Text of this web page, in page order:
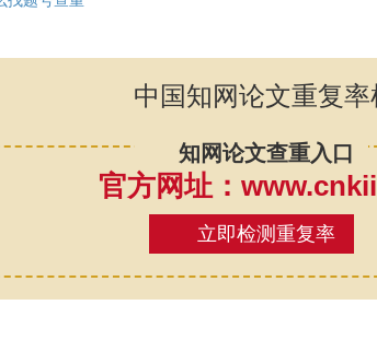
中国知网论文重复率
知网论文查重入口
官方网址：
立即检测重复率